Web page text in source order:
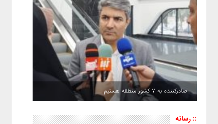
صادرکننده به ۷ کشور منطقه هستیم
:: رسانه